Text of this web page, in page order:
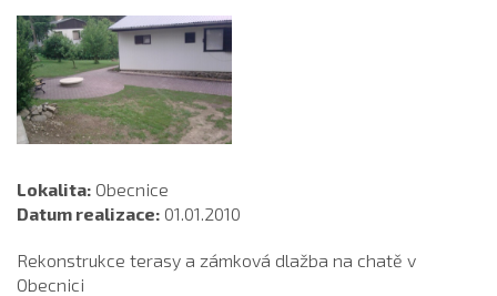
Lokalita: Obecnice
Datum realizace: 01.01.2010
Rekonstrukce terasy a zámková dlažba na chatě v
Obecnici